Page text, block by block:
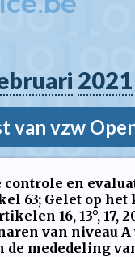
2021
van vzw
en
63; Gelet op
16, 13°, 17,
van niveau
de mededeling